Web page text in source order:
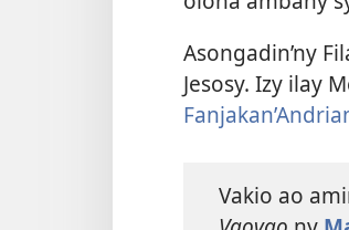
Asongadin’ny
Jesosy. Izy ilay
Vakio ao